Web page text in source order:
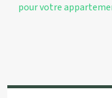
pour votre